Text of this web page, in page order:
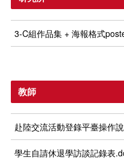
3-C組作品集 + 海報格式
教師
赴陸交流活動登錄平臺操作
學生自請休退學訪談記錄表